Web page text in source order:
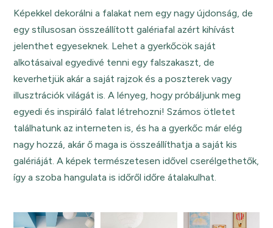
Képekkel dekorálni a falakat nem egy nagy újdonság, de
egy stílusosan összeállított galériafal azért kihívást
jelenthet egyeseknek. Lehet a gyerkőcök saját
alkotásaival egyedivé tenni egy falszakaszt, de
keverhetjük akár a saját rajzok és a poszterek vagy
illusztrációk világát is. A lényeg, hogy próbáljunk meg
egyedi és inspiráló falat létrehozni! Számos ötletet
találhatunk az interneten is, és ha a gyerkőc már elég
nagy hozzá, akár ő maga is összeállíthatja a saját kis
galériáját. A képek természetesen idővel cserélgethetők,
így a szoba hangulata is időről időre átalakulhat.